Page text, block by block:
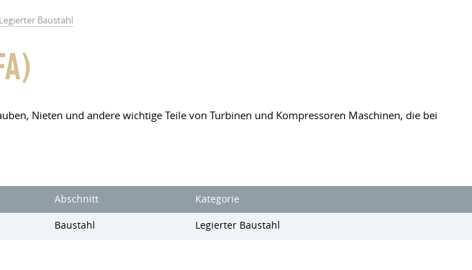
Legierter Baustahl
Nieten und andere wichtige Teile von Turbinen und Kompressoren Maschinen, die bei
Abschnitt Kategorie
Baustahl Legierter Baustahl